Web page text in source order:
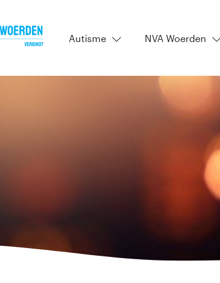
Autisme NVA Woerden